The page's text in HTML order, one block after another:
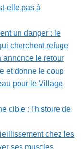
elle pas à
un danger : le
cherchent refuge
annonce le retour
et donne le coup
pour le Village
cible : l'histoire de
chez les
ses muscles